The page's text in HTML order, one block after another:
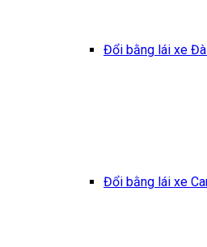
Đổi bằng lái xe
Đổi bằng lái xe